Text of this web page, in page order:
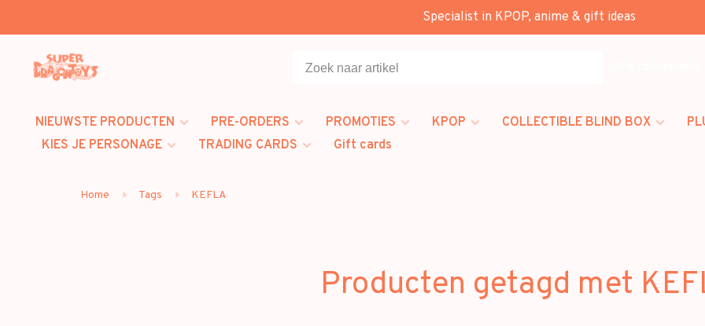
Specialist in KPOP, anime & gift ideas
NIEUWSTE PRODUCTEN PRE-ORDERS PROMOTIES KPOP COLLECTIBLE BLIND BOX
KIES JE PERSONAGE
TRADING CARDS Gift cards
Home Tags KEFLA
Producten getagd met